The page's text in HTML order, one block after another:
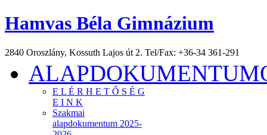
Hamvas Béla Gimnázium
2840 Oroszlány, Kossuth Lajos út 2. Tel/Fax: +36-34 361-291
E L É R H E T Ő S É G
E I N K
Szakmai
alapdokumentum 2025-